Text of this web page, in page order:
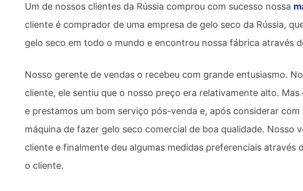
Um de nossos clientes da Rússia comprou com sucesso nossa
cliente é comprador de uma empresa de gelo seco da Rússia,
gelo seco em todo o mundo e encontrou nossa fábrica através
Nosso gerente de vendas o recebeu com grande entusiasmo.
cliente, ele sentiu que o nosso preço era relativamente alto.
e prestamos um bom serviço pós-venda e, após considerar
máquina de fazer gelo seco comercial de boa qualidade. Nosso
cliente e finalmente deu algumas medidas preferenciais através
o cliente.